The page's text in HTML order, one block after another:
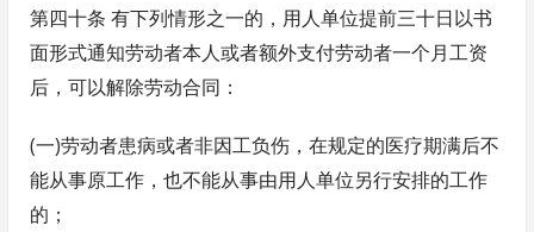
第四十条 有下列情形之一的，用人单位提前三十日以书
面形式通知劳动者本人或者额外支付劳动者一个月工资
后，可以解除劳动合同：
(一)劳动者患病或者非因工负伤，在规定的医疗期满后不
能从事原工作，也不能从事由用人单位另行安排的工作
的；